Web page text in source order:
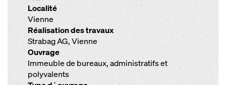
Localité
Vienne
Réalisation des travaux
Strabag AG, Vienne
Ouvrage
Immeuble de bureaux, administratifs et
polyvalents